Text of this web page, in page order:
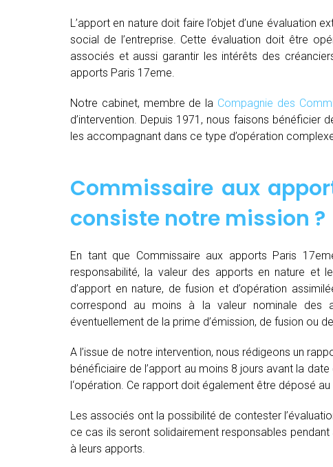
L’apport en nature doit faire l’objet d’une évaluation
social de l’entreprise. Cette évaluation doit être
associés et aussi garantir les intérêts des
apports Paris 17eme.
Notre cabinet, membre de la Compagnie des
d’intervention. Depuis 1971, nous faisons
les accompagnant dans ce type d’opération
Commissaire aux
consiste notre mission ?
En tant que Commissaire aux apports Paris
responsabilité, la valeur des apports en nature et
d’apport en nature, de fusion et d’opération
correspond au moins à la valeur nominale des
éventuellement de la prime d’émission, de fusion ou
A l’issue de notre intervention, nous rédigeons un
bénéficiaire de l’apport au moins 8 jours avant la
l‘opération. Ce rapport doit également être déposé
Les associés ont la possibilité de contester
ce cas ils seront solidairement responsables pendant
à leurs apports.